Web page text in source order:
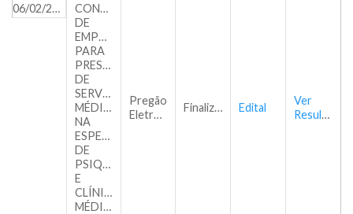
06/02/2019
CONTRATAÇÃO
DE
EMPRESA
PARA
PRESTAÇÃO
DE
SERVIÇOS
MÉDICOS
NA
ESPECIALIDADE
DE
PSIQUIATRIA
E
CLÍNICA
MÉDICA
Pregão
Eletrônico
Finalizado Edital
Ver
Resultado